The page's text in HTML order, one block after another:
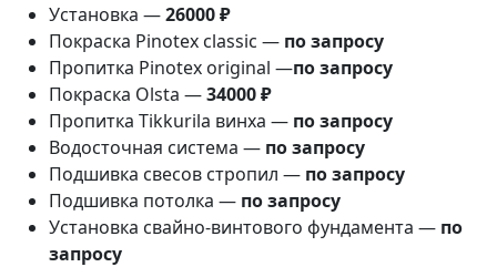
Установка —26000 ₽
Покраска Pinotex classic — по запросу
Пропитка Pinotex original —по запросу
Покраска Olsta —34000 ₽
Пропитка Tikkurila винха — по запросу
Водосточная система — по запросу
Подшивка свесов стропил — по запросу
Подшивка потолка — по запросу
Установка свайно-винтового фундамента — по
запросу